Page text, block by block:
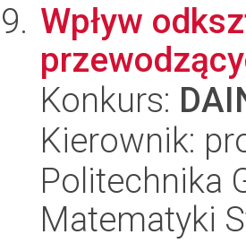
Wpływ
Konkurs:
Kierownik:
Politechnika
Matematyki